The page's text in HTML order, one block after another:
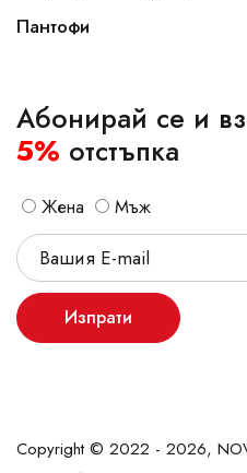
Пантофи
Абонирай се и
5% отстъпка
Жена Мъж
Изпрати
Copyright © 2022 - 2026,